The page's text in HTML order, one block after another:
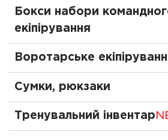
Бокси набори
екіпірування
Воротарське
Сумки, рюкзаки
Тренувальний інвентар